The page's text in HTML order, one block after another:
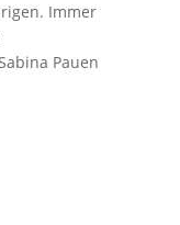
Immer
Pauen